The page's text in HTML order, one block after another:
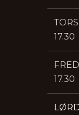
17.30
17.30